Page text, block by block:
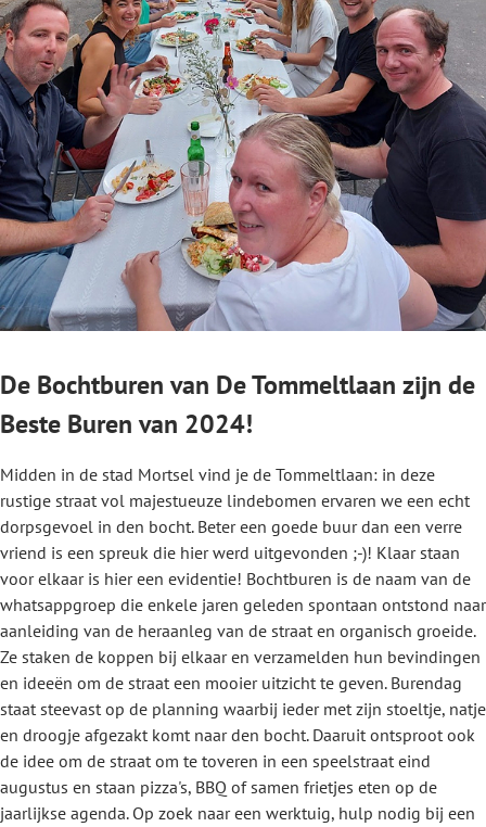
De Bochtburen van De Tommeltlaan zijn de
Beste Buren van 2024!
Midden in de stad Mortsel vind je de Tommeltlaan: in deze
rustige straat vol majestueuze lindebomen ervaren we een echt
dorpsgevoel in den bocht. Beter een goede buur dan een verre
vriend is een spreuk die hier werd uitgevonden ;-)! Klaar staan
voor elkaar is hier een evidentie! Bochtburen is de naam van de
whatsappgroep die enkele jaren geleden spontaan ontstond naar
aanleiding van de heraanleg van de straat en organisch groeide.
Ze staken de koppen bij elkaar en verzamelden hun bevindingen
en ideeën om de straat een mooier uitzicht te geven. Burendag
staat steevast op de planning waarbij ieder met zijn stoeltje, natje
en droogje afgezakt komt naar den bocht. Daaruit ontsproot ook
de idee om de straat om te toveren in een speelstraat eind
augustus en staan pizza's, BBQ of samen frietjes eten op de
jaarlijkse agenda. Op zoek naar een werktuig, hulp nodig bij een